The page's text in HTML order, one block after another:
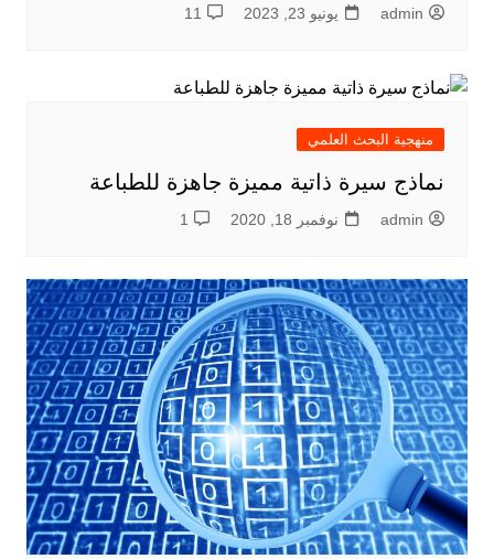
admin يونيو 23, 2023 11
منهجية البحث العلمي
نماذج سيرة ذاتية مميزة جاهزة للطباعة
admin نوفمبر 18, 2020 1